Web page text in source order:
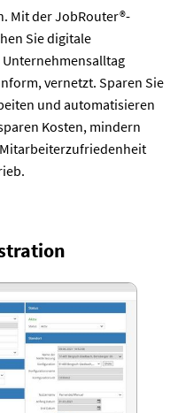
Mit der JobRouter®-
Sie digitale
vernetzt. Sparen Sie
und automatisieren
Kosten, mindern